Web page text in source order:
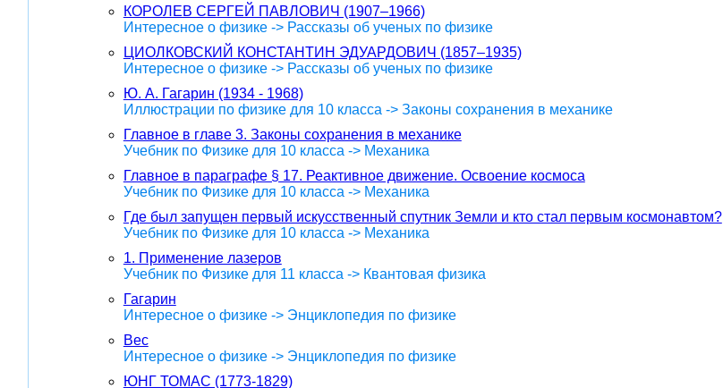
КОРОЛЕВ СЕРГЕЙ ПАВЛОВИЧ (1907–1966)
Интересное о физике -> Рассказы об ученых по физике
ЦИОЛКОВСКИЙ КОНСТАНТИН ЭДУАРДОВИЧ (1857–1935)
Интересное о физике -> Рассказы об ученых по физике
Ю. А. Гагарин (1934 - 1968)
Иллюстрации по физике для 10 класса -> Законы сохранения в механике
Главное в главе 3. Законы сохранения в механике
Учебник по Физике для 10 класса -> Механика
Главное в параграфе § 17. Реактивное движение. Освоение космоса
Учебник по Физике для 10 класса -> Механика
Где был запущен первый искусственный спутник Земли и кто стал первым космонавтом?
Учебник по Физике для 10 класса -> Механика
1. Применение лазеров
Учебник по Физике для 11 класса -> Квантовая физика
Гагарин
Интересное о физике -> Энциклопедия по физике
Вес
Интересное о физике -> Энциклопедия по физике
ЮНГ ТОМАС (1773-1829)